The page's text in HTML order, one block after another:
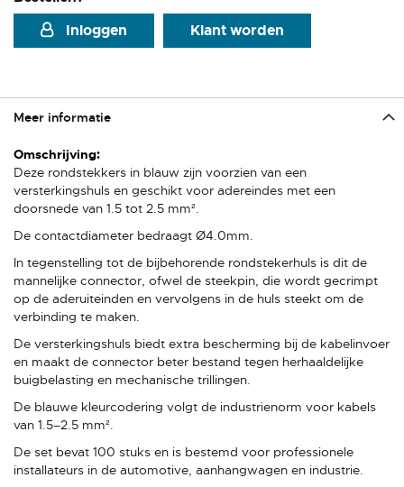
Inloggen
Klant worden
Meer informatie
Meer
informatie
Deze rondstekkers in blauw zijn voorzien van een
versterkingshuls en geschikt voor adereindes met een
doorsnede van 1.5 tot 2.5 mm².
De contactdiameter bedraagt Ø4.0mm.
In tegenstelling tot de bijbehorende rondstekerhuls is dit de
mannelijke connector, ofwel de steekpin, die wordt gecrimpt
op de aderuiteinden en vervolgens in de huls steekt om de
verbinding te maken.
De versterkingshuls biedt extra bescherming bij de kabelinvoer
en maakt de connector beter bestand tegen herhaaldelijke
buigbelasting en mechanische trillingen.
De blauwe kleurcodering volgt de industrienorm voor kabels
van 1.5–2.5 mm².
De set bevat 100 stuks en is bestemd voor professionele
installateurs in de automotive, aanhangwagen en industrie.